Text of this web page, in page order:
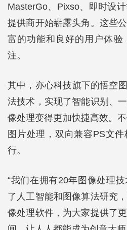
MasterGo、Pixso、即时设
提供商开始崭露头角。这些
富的功能和良好的用户体验
注。
其中，亦心科技旗下的悟空
法技术，实现了智能识别、
像处理变得更加快捷高效。
图片处理，双向兼容PS文
行。
“我们在拥有20年图像处理
了人工智能和图像算法研究
像处理软件，为大家提供了